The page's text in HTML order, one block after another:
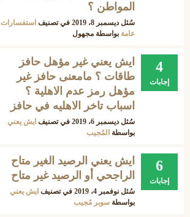
المواطن ؟
سُئل ديسمبر 8، 2019 في تصنيف استفسارات
عامة بواسطة مجهول
4
إجابات
ايش يعني غير مؤهل حافز
طاقات ؟ مامعنى حافز غير
مؤهل رمز عدم الاهلية ؟
اسباب تاخر الاهليه في حافز
سُئل ديسمبر 6، 2019 في تصنيف ايش يعني
بواسطة المُجيب
6
إجابات
ايش يعني الرصيد الغير متاح
الراجحي أو الرصيد غير متاح
سُئل نوفمبر 4، 2019 في تصنيف ايش يعني
بواسطة سوبر مُجيب